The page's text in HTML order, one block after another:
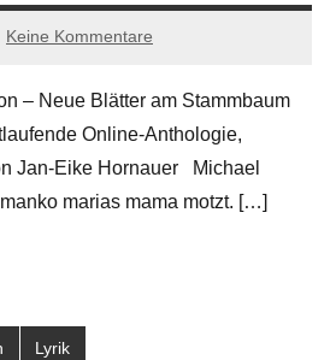
Keine Kommentare
– Neue Blätter am Stammbaum
Online-Anthologie,
Jan-Eike Hornauer Michael
marias mama motzt. […]
Lyrik